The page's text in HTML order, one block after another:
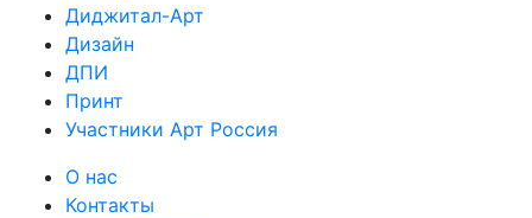
Диджитал-Арт
Дизайн
ДПИ
Принт
Участники Арт Россия
О нас
Контакты